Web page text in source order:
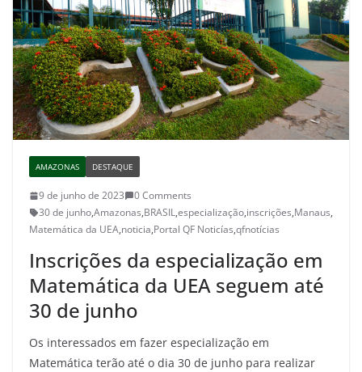
AMAZONAS DESTAQUE
9 de junho de 2023
0 Comments
30 de junho,Amazonas,BRASIL,especialização,inscrições,Manaus,
Matemática da UEA,noticia,Portal QF Noticías,qfnotícias
Inscrições da especialização em
Matemática da UEA seguem até
30 de junho
Os interessados em fazer especialização em
Matemática terão até o dia 30 de junho para realizar